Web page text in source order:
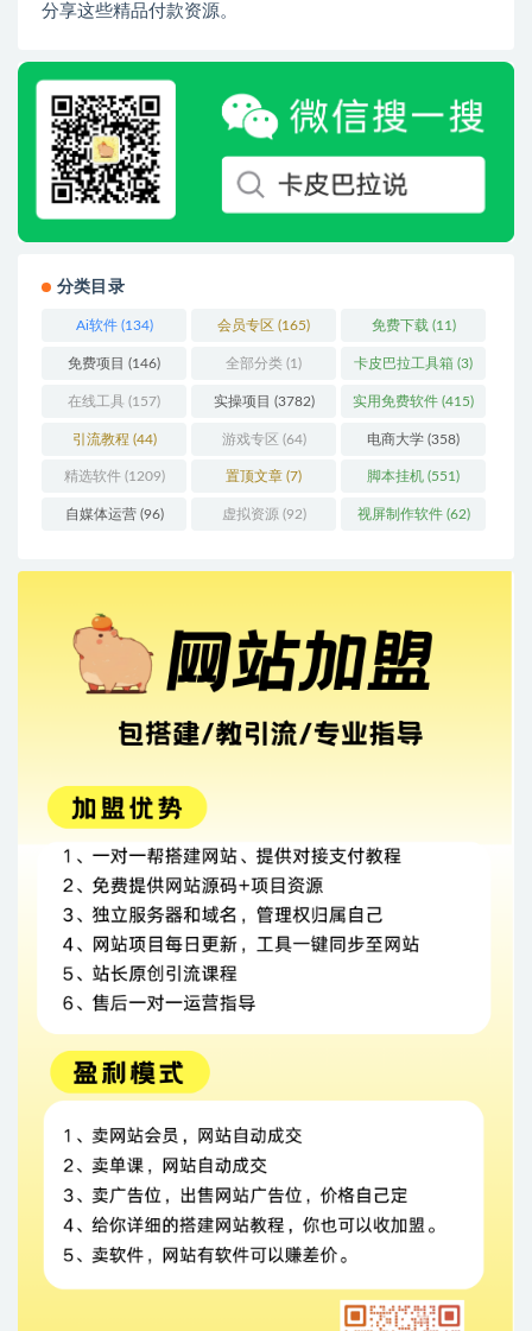
分享这些精品付款资源。
分类目录
Ai软件(134) 会员专区 (165) 免费下载 (11)
免费项目 (146) 全部分类 (1) 卡皮巴拉工具箱 (3)
在线工具 (157) 实操项目 (3782) 实用免费软件 (415)
引流教程 (44) 游戏专区 (64) 电商大学 (358)
精选软件(1209) 置顶文章 (7) 脚本挂机 (551)
自媒体运营(96) 虚拟资源 (92) 视屏制作软件(62)